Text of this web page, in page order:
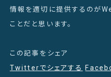
情報を適切に提供するのが
ことだと思います。
この記事をシェア
Twitterでシェアする